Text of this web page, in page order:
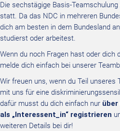
Die sechstägige Basis-
statt. Da das NDC in mehreren
dich am besten in dem Bundesland
studierst oder arbeitest.
Wenn du noch Fragen hast oder dich
melde dich einfach bei unserer
Wir freuen uns, wenn du Teil
mit uns für eine
dafür musst du dich einfach nur
als „ Interessent_in“ registrieren
weiteren Details bei dir!